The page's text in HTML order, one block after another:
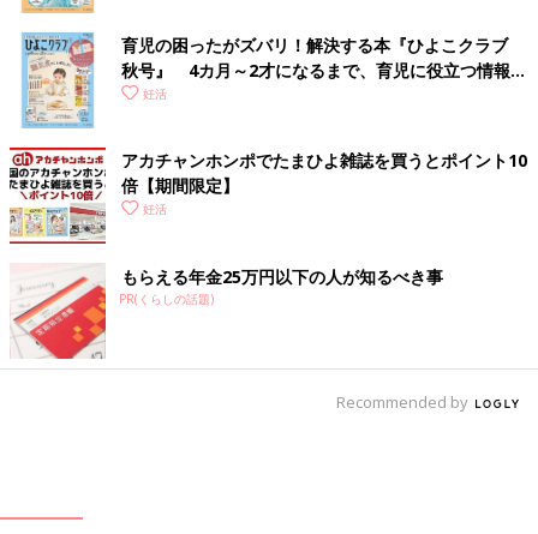
育児の困ったがズバリ！解決する本『ひよこクラブ
秋号』 4カ月～2才になるまで、育児に役立つ情報が
いっぱい！
妊活
アカチャンホンポでたまひよ雑誌を買うとポイント10
倍【期間限定】
妊活
もらえる年金25万円以下の人が知るべき事
PR(くらしの話題)
Recommended by